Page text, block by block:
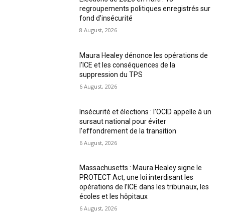
regroupements politiques enregistrés sur
fond d’insécurité
8 August, 2026
Maura Healey dénonce les opérations de
l’ICE et les conséquences de la
suppression du TPS
6 August, 2026
Insécurité et élections : l’OCID appelle à un
sursaut national pour éviter
l’effondrement de la transition
6 August, 2026
Massachusetts : Maura Healey signe le
PROTECT Act, une loi interdisant les
opérations de l’ICE dans les tribunaux, les
écoles et les hôpitaux
6 August, 2026